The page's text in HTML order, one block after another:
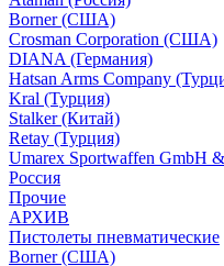
Borner (США)
Crosman Corporation (США)
DIANA (Германия)
Hatsan Arms Company
Kral (Турция)
Stalker (Китай)
Retay (Турция)
Umarex Sportwaffen GmbH
Россия
Прочие
АРХИВ
Пистолеты пневматические
Borner (США)